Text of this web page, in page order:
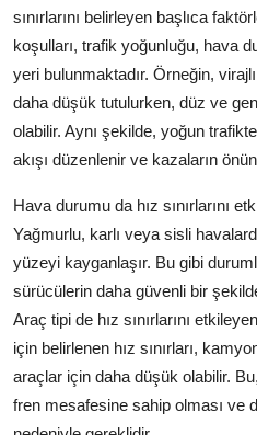
sınırlarını belirleyen başlıca
koşulları, trafik yoğunluğu, hava
yeri bulunmaktadır. Örneğin,
daha düşük tutulurken, düz ve
olabilir. Aynı şekilde, yoğun
akışı düzenlenir ve kazaların
Hava durumu da hız sınırlarını
Yağmurlu, karlı veya sisli
yüzeyi kayganlaşır. Bu gibi
sürücülerin daha güvenli bir
Araç tipi de hız sınırlarını
için belirlenen hız sınırları,
araçlar için daha düşük olabilir.
fren mesafesine sahip olması ve